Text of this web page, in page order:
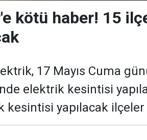
kötü haber! 15
17 Mayıs Cuma
elektrik kesintisi
kesintisi yapılacak